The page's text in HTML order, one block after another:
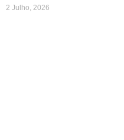
2 Julho, 2026